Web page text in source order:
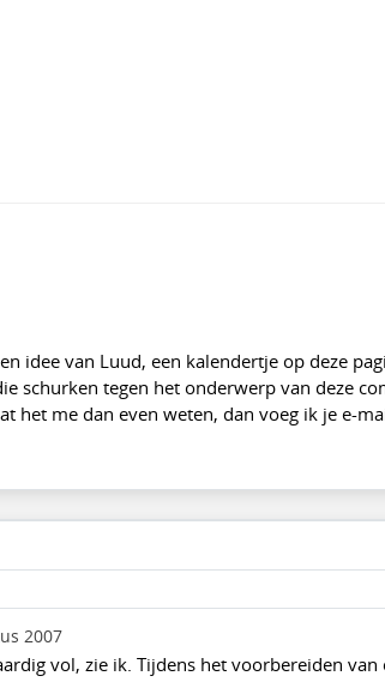
idee van Luud, een kalendertje op deze
schurken tegen het onderwerp van deze
het me dan even weten, dan voeg ik je e-
2007
vol, zie ik. Tijdens het voorbereiden van